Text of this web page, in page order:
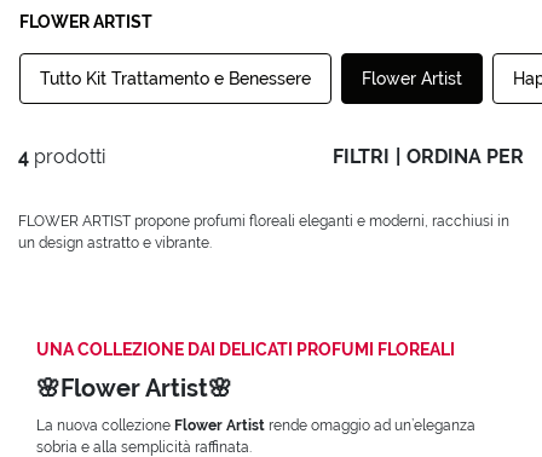
FLOWER ARTIST
Tutto Kit Trattamento e Benessere Flower Artist
4 prodotti FILTRI ORDINA PER
FLOWER ARTIST propone profumi floreali eleganti e moderni, racchiusi in
un design astratto e vibrante.
UNA COLLEZIONE DAI DELICATI PROFUMI FLOREALI
🌸Flower Artist🌸
La nuova collezione Flower Artist rende omaggio ad un’eleganza
sobria e alla semplicità raffinata.